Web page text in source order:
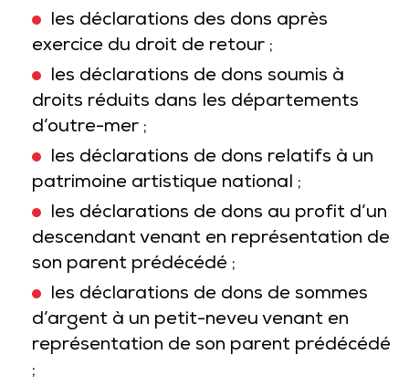
les déclarations des dons après
exercice du droit de retour ;
les déclarations de dons soumis à
droits réduits dans les départements
d’outre-mer ;
les déclarations de dons relatifs à un
patrimoine artistique national ;
les déclarations de dons au profit d’un
descendant venant en représentation de
son parent prédécédé ;
les déclarations de dons de sommes
d’argent à un petit-neveu venant en
représentation de son parent prédécédé
;